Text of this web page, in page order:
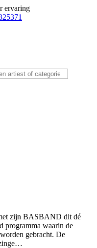
ervaring
zijn BASBAND dit dé
programma waarin de
gebracht. De